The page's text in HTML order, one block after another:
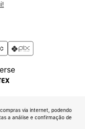
via internet, podendo
a análise e confirmação de